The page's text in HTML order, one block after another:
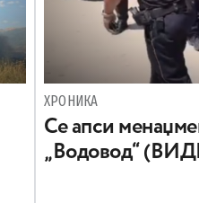
ХРОНИКА
Се апси
„Водовод“